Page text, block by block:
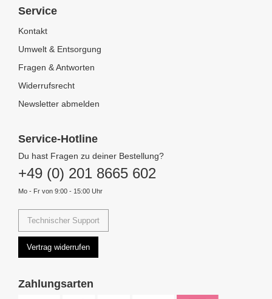
Service
Kontakt
Umwelt & Entsorgung
Fragen & Antworten
Widerrufsrecht
Newsletter abmelden
Service-Hotline
Du hast Fragen zu deiner Bestellung?
+49 (0) 201 8665 602
Mo - Fr von 9:00 - 15:00 Uhr
Technischer Support
Vertrag widerrufen
Zahlungsarten